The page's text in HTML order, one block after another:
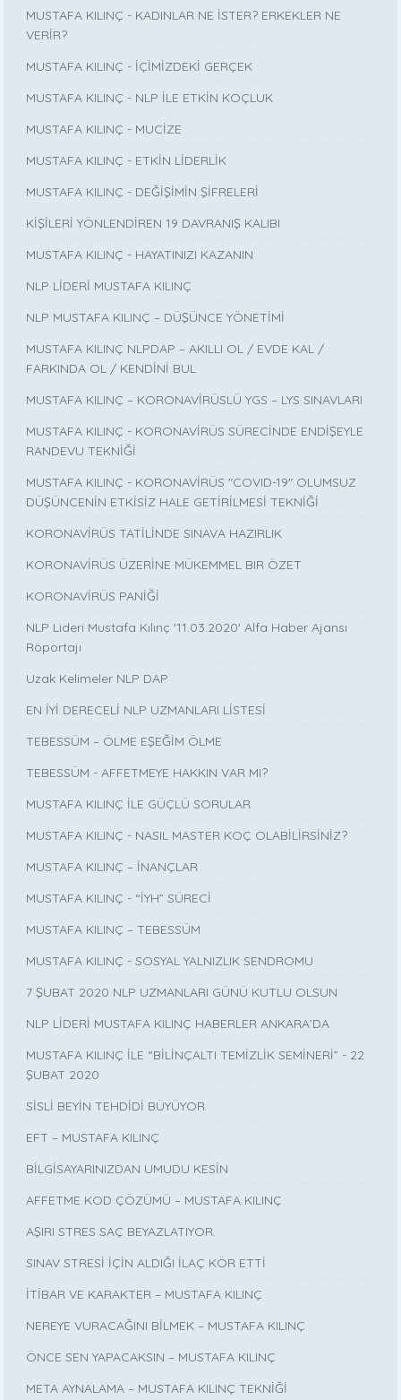
MUSTAFA KILINÇ - KADINLAR NE İSTER? ERKEKLER NE
VERİR?
MUSTAFA KILINÇ - İÇİMİZDEKİ GERÇEK
MUSTAFA KILINÇ - NLP İLE ETKİN KOÇLUK
MUSTAFA KILINÇ - MUCİZE
MUSTAFA KILINÇ - ETKİN LİDERLİK
MUSTAFA KILINÇ - DEĞİŞİMİN ŞİFRELERİ
KİŞİLERİ YÖNLENDİREN 19 DAVRANIŞ KALIBI
MUSTAFA KILINÇ - HAYATINIZI KAZANIN
NLP LİDERİ MUSTAFA KILINÇ
NLP MUSTAFA KILINÇ – DÜŞÜNCE YÖNETİMİ
MUSTAFA KILINÇ NLPDAP – AKILLI OL / EVDE KAL /
FARKINDA OL / KENDİNİ BUL
MUSTAFA KILINÇ – KORONAVİRÜSLÜ YGS – LYS SINAVLARI
MUSTAFA KILINÇ - KORONAVİRÜS SÜRECİNDE ENDİŞEYLE
RANDEVU TEKNİĞİ
MUSTAFA KILINÇ - KORONAVİRÜS "COVID-19" OLUMSUZ
DÜŞÜNCENİN ETKİSİZ HALE GETİRİLMESİ TEKNİĞİ
KORONAVİRÜS TATİLİNDE SINAVA HAZIRLIK
KORONAVİRÜS ÜZERİNE MÜKEMMEL BIR ÖZET
KORONAVİRÜS PANİĞİ
NLP Lideri Mustafa Kılınç '11.03.2020' Alfa Haber Ajansı
Röportajı
Uzak Kelimeler NLP DAP
EN İYİ DERECELİ NLP UZMANLARI LİSTESİ
TEBESSÜM – ÖLME EŞEĞİM ÖLME
TEBESSÜM - AFFETMEYE HAKKIN VAR MI?
MUSTAFA KILINÇ İLE GÜÇLÜ SORULAR
MUSTAFA KILINÇ - NASIL MASTER KOÇ OLABİLİRSİNİZ?
MUSTAFA KILINÇ – İNANÇLAR
MUSTAFA KILINÇ - “İYH” SÜRECİ
MUSTAFA KILINÇ – TEBESSÜM
MUSTAFA KILINÇ - SOSYAL YALNIZLIK SENDROMU
7 ŞUBAT 2020 NLP UZMANLARI GÜNÜ KUTLU OLSUN
NLP LİDERİ MUSTAFA KILINÇ HABERLER ANKARA’DA
MUSTAFA KILINÇ İLE “BİLİNÇALTI TEMİZLİK SEMİNERİ” - 22
ŞUBAT 2020
SİSLİ BEYİN TEHDİDİ BÜYÜYOR
EFT – MUSTAFA KILINÇ
BİLGİSAYARINIZDAN UMUDU KESİN
AFFETME KOD ÇÖZÜMÜ – MUSTAFA KILINÇ
AŞIRI STRES SAÇ BEYAZLATIYOR.
SINAV STRESİ İÇİN ALDIĞI İLAÇ KÖR ETTİ
İTİBAR VE KARAKTER – MUSTAFA KILINÇ
NEREYE VURACAĞINI BİLMEK – MUSTAFA KILINÇ
ÖNCE SEN YAPACAKSIN – MUSTAFA KILINÇ
META AYNALAMA – MUSTAFA KILINÇ TEKNİĞİ